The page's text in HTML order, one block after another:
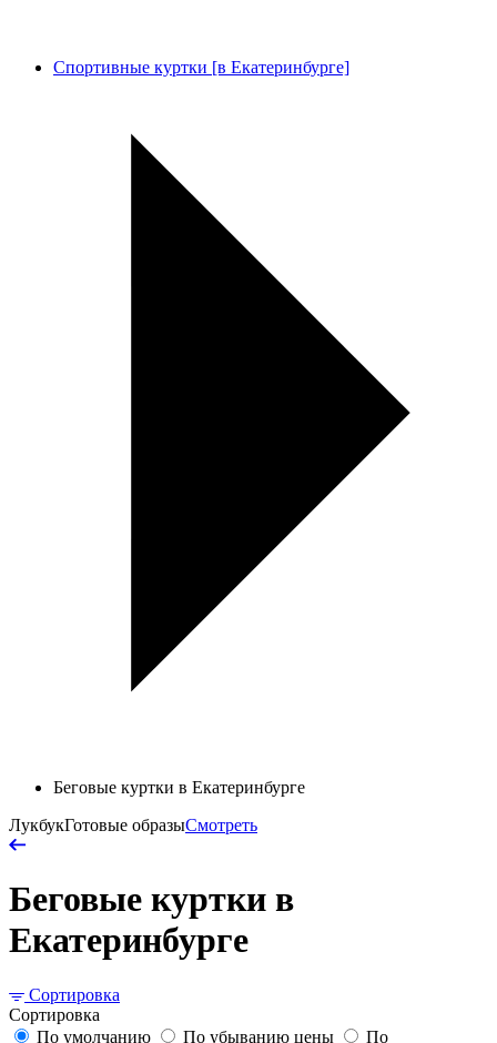
Спортивные куртки [в Екатеринбурге]
Беговые куртки в Екатеринбурге
ЛукбукГотовые образыСмотреть
Беговые куртки в
Екатеринбурге
Сортировка
Сортировка
По умолчанию
По убыванию цены По